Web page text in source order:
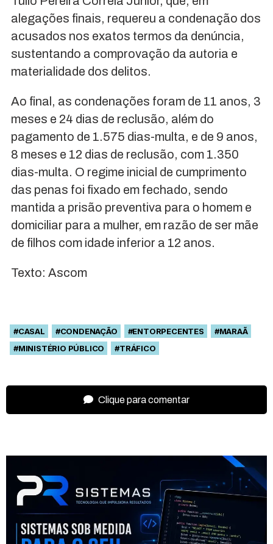
alegações finais, requereu a condenação dos
acusados nos exatos termos da denúncia,
sustentando a comprovação da autoria e
materialidade dos delitos.
Ao final, as condenações foram de 11 anos, 3
meses e 24 dias de reclusão, além do
pagamento de 1.575 dias-multa, e de 9 anos,
8 meses e 12 dias de reclusão, com 1.350
dias-multa. O regime inicial de cumprimento
das penas foi fixado em fechado, sendo
mantida a prisão preventiva para o homem e
domiciliar para a mulher, em razão de ser mãe
de filhos com idade inferior a 12 anos.
Texto: Ascom
#CASAL #CONDENAÇÃO #ENTORPECENTES
#MARAÃ
#MINISTÉRIO PÚBLICO
#TRÁFICO
Clique para comentar